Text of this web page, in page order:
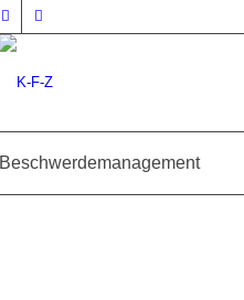
Beschwerdemanagement